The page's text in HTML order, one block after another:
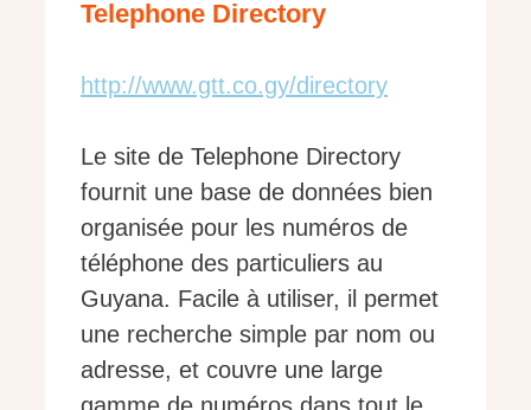
Telephone Directory
http://www.gtt.co.gy/directory
Le site de Telephone Directory
fournit une base de données bien
organisée pour les numéros de
téléphone des particuliers au
Guyana. Facile à utiliser, il permet
une recherche simple par nom ou
adresse, et couvre une large